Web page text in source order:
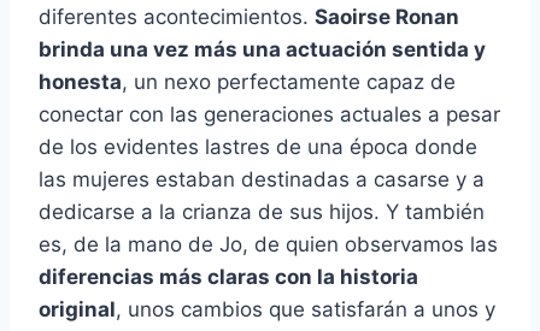
diferentes acontecimientos. Saoirse Ronan
brinda una vez más una actuación sentida y
honesta, un nexo perfectamente capaz de
conectar con las generaciones actuales a pesar
de los evidentes lastres de una época donde
las mujeres estaban destinadas a casarse y a
dedicarse a la crianza de sus hijos. Y también
es, de la mano de Jo, de quien observamos las
diferencias más claras con la historia
original, unos cambios que satisfarán a unos y